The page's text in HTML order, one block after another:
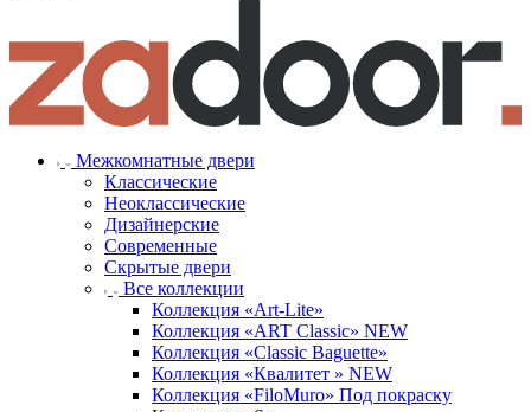
Межкомнатные двери
Классические
Неоклассические
Дизайнерские
Современные
Скрытые двери
Все коллекции
Коллекция «Art-Lite»
Коллекция «ART Classic» NEW
Коллекция «Classic Baguette»
Коллекция «Квалитет » NEW
Коллекция «FiloMuro» Под покраску